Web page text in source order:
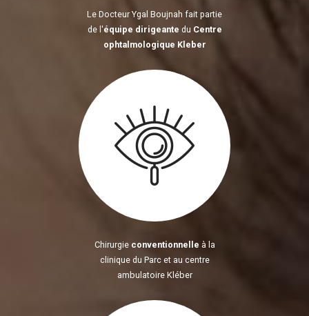
Le Docteur Ygal Boujnah fait partie
de l'équipe dirigeante du Centre
ophtalmologique Kleber
Chirurgie conventionnelle à la
clinique du Parc et au centre
ambulatoire Kléber